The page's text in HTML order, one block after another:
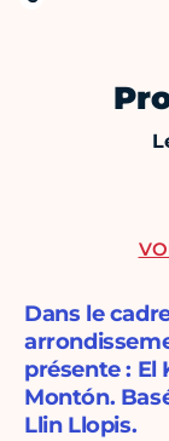
Dans le
présente : El
Montón.
Llin Llopis.